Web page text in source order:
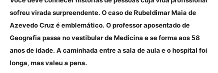
sofreu virada surpreendente. O caso de Rubeldimar Maia de
Azevedo Cruz é emblemático. O professor aposentado de
Geografia passa no vestibular de Medicina e se forma aos 58
anos de idade. A caminhada entre a sala de aula e o hospital foi
longa, mas valeu a pena.